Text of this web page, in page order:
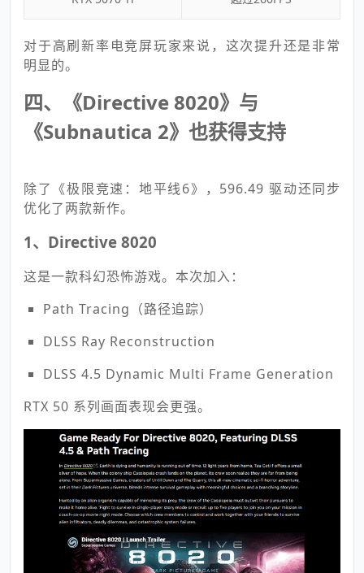
对于高刷新率电竞屏玩家来说，这次提升还是非常
明显的。
四、《Directive 8020》与
《Subnautica 2》也获得支持
除了《极限竞速：地平线6》，596.49 驱动还同步
优化了两款新作。
1、Directive 8020
这是一款科幻恐怖游戏。本次加入：
Path Tracing（路径追踪）
DLSS Ray Reconstruction
DLSS 4.5 Dynamic Multi Frame Generation
RTX 50 系列画面表现会更强。